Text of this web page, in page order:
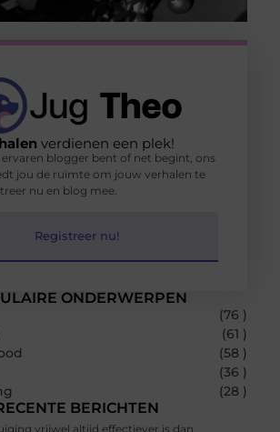
ONDERWERPEN
(76 )
(61 )
(58 )
(36 )
(28 )
BERICHTEN
vrijwel altijd effectiever is dan
verdienen een plek!
ervaren blogger bent of net begint, ons
jou de ruimte om jouw verhalen te
nu en blog mee.
Registreer nu!